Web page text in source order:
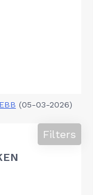
EBB (05-03-2026)
Filters